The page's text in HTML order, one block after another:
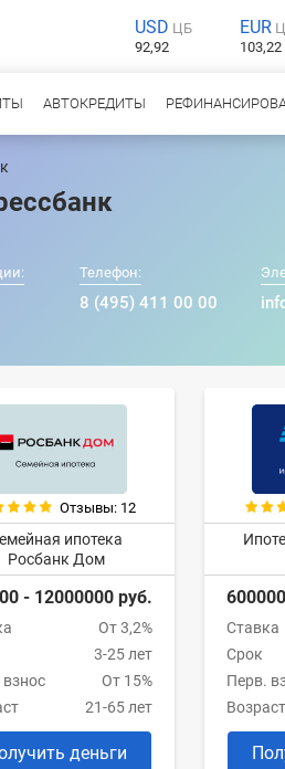
USD ЦБ
92,92
EUR
103,22
АВТОКРЕДИТЫ
Телефон:
8 (495) 411 00 00
Отзывы: 12
ипотека
Росбанк Дом
- 12000000 руб.
От 3,2%
3-25 лет
От 15%
21-65 лет
деньги
Ставка
Срок
Перв.
Возраст